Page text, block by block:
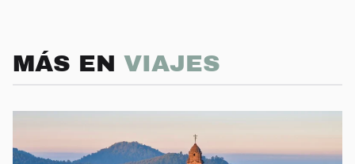
MÁS EN VIAJES